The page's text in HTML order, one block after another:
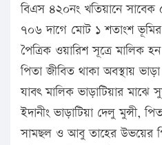
বিএস ৪২০নং খতিয়ানে
৭০৬ দাগে মোট ১ শতাংশ
পৈত্রিক ওয়ারিশ সূত্রে মালিক
পিতা জীবিত থাকা অবস্থায়
যাবৎ মালিক ভাড়াটিয়ার মাঝে
ইদানীং ভাড়াটিয়া দেলু মুন্সী,
সামছল ও আবু তাহের উভয়ের